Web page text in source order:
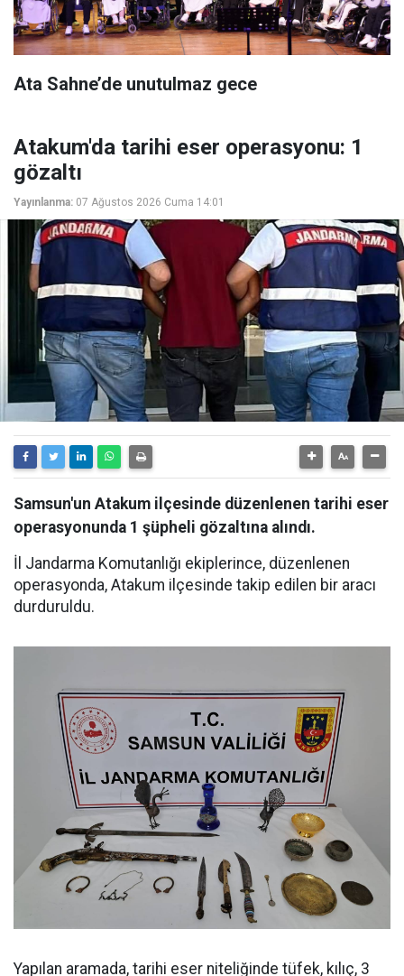
Ata Sahne’de unutulmaz gece
Atakum'da tarihi eser operasyonu: 1
gözaltı
Yayınlanma: 07 Ağustos 2026 Cuma 14:01
Samsun'un Atakum ilçesinde düzenlenen tarihi eser
operasyonunda 1 şüpheli gözaltına alındı.
İl Jandarma Komutanlığı ekiplerince, düzenlenen
operasyonda, Atakum ilçesinde takip edilen bir aracı
durduruldu.
Yapılan aramada, tarihi eser niteliğinde tüfek, kılıç, 3